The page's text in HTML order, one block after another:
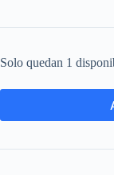
Solo quedan 1